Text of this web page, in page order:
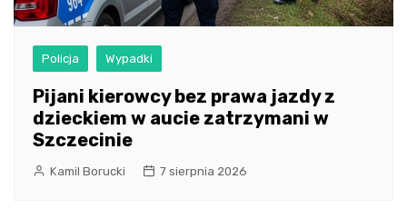
Policja Wypadki
Pijani kierowcy bez prawa jazdy z
dzieckiem w aucie zatrzymani w
Szczecinie
Kamil Borucki 7 sierpnia 2026